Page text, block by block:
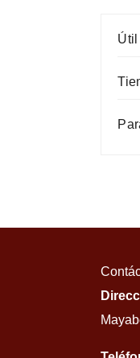
Útil